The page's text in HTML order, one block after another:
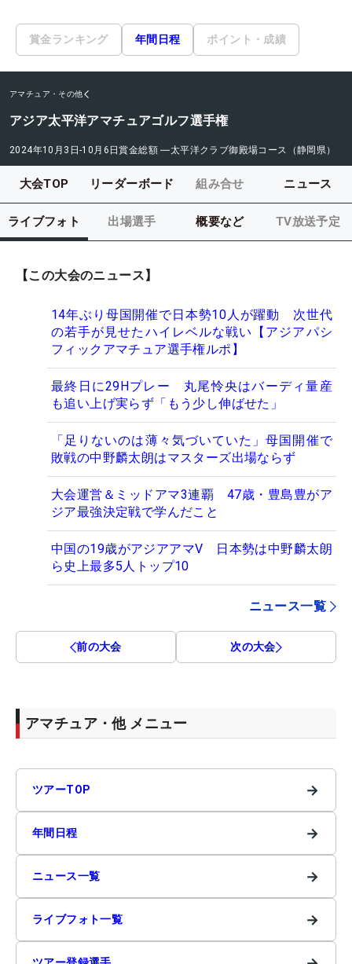
賞金ランキング 年間日程 ポイント・成績
アマチュア・その他
アジア太平洋アマチュアゴルフ選手権
2024年10月3日-10月6日賞金総額 ―太平洋クラブ御殿場コース（静岡県）
大会TOP リーダーボード 組み合せ ニュース
ライブフォト 出場選手 概要など TV放送予定
【この大会のニュース】
14年ぶり母国開催で日本勢10人が躍動 次世代
の若手が見せたハイレベルな戦い【アジアパシ
フィックアマチュア選手権ルポ】
最終日に29Hプレー 丸尾怜央はバーディ量産
も追い上げ実らず「もう少し伸ばせた」
「足りないのは薄々気づいていた」母国開催で
敗戦の中野麟太朗はマスターズ出場ならず
大会運営＆ミッドアマ3連覇 47歳・豊島豊がア
ジア最強決定戦で学んだこと
中国の19歳がアジアアマV 日本勢は中野麟太朗
ら史上最多5人トップ10
ニュース一覧
前の大会 次の大会
アマチュア・他 メニュー
ツアーTOP →
年間日程 →
ニュース一覧 →
ライブフォト一覧 →